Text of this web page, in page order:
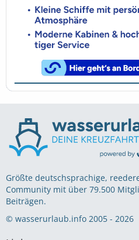
Größte deutschsprachige,
Community mit über 79.500
Beiträgen.
© wasserurlaub.info 2005 - 2026